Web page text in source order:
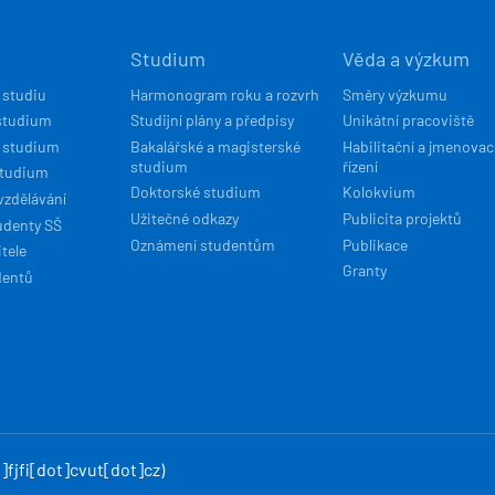
studiu
studium
SŠ
Studium
Harmonogram roku a rozvrh
Studijní plány a předpisy
Bakalářské a magisterské
studium
Doktorské studium
Užitečné odkazy
Oznámení studentům
Věda a výzkum
Směry výzkumu
Unikátní pracoviště
Habilitační a
řízení
Kolokvium
Publicita projektů
Publikace
Granty